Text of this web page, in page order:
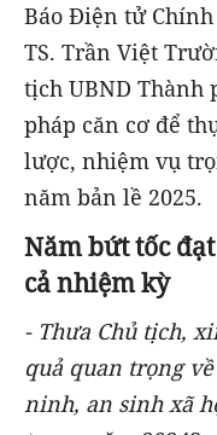
Báo Điện tử
TS. Trần Việt
tịch UBND Thành
pháp căn cơ để
lược, nhiệm vụ
năm bản lề 2025.
Năm bứt tốc
cả nhiệm kỳ
- Thưa Chủ tịch,
quả quan trọng về
ninh, an sinh xã